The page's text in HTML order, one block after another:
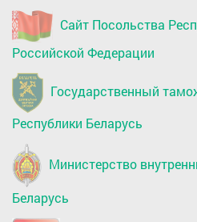
Сайт Посольства
Российской Федерации
Государственный
Республики Беларусь
Министерство
Беларусь